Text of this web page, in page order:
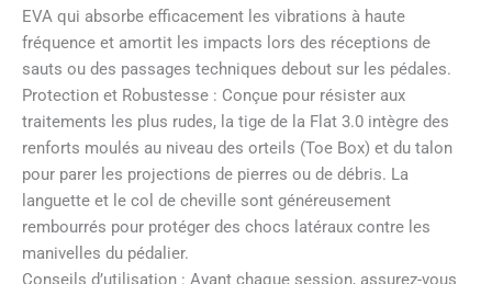
EVA qui absorbe efficacement les vibrations à haute
fréquence et amortit les impacts lors des réceptions de
sauts ou des passages techniques debout sur les pédales.
Protection et Robustesse : Conçue pour résister aux
traitements les plus rudes, la tige de la Flat 3.0 intègre des
renforts moulés au niveau des orteils (Toe Box) et du talon
pour parer les projections de pierres ou de débris. La
languette et le col de cheville sont généreusement
rembourrés pour protéger des chocs latéraux contre les
manivelles du pédalier.
Conseils d’utilisation : Avant chaque session, assurez-vous